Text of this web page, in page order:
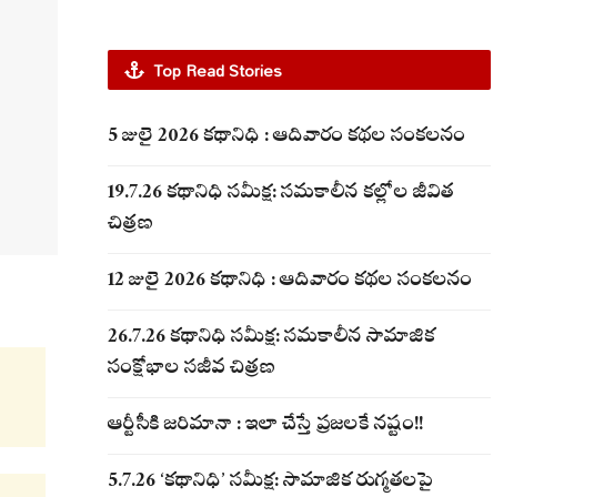
Top Read Stories
5 జులై 2026 కథానిధి : ఆదివారం కథల సంకలనం
19.7.26 కథానిధి సమీక్ష: సమకాలీన కల్లోల జీవిత
చిత్రణ
12 జులై 2026 కథానిధి : ఆదివారం కథల సంకలనం
26.7.26 కథానిధి సమీక్ష: సమకాలీన సామాజిక
సంక్షోభాల సజీవ చిత్రణ
ఆర్టీసీకి జరిమానా : ఇలా చేస్తే ప్రజలకే నష్టం!!
5.7.26 ‘కథానిధి’ సమీక్ష: సామాజిక రుగ్మతలపై